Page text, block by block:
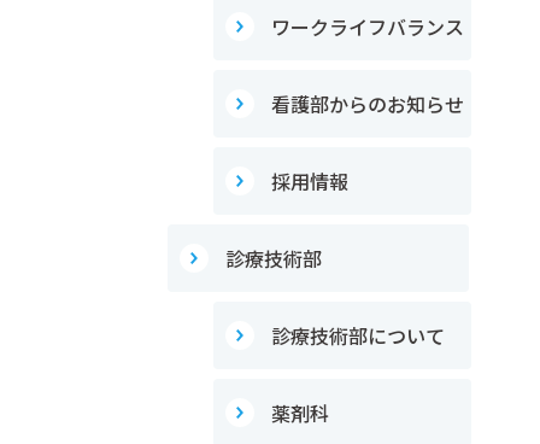
ワークライフバランス
看護部からのお知らせ
採用情報
診療技術部
診療技術部について
薬剤科